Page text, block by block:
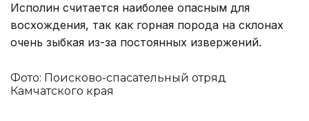
Исполин считается наиболее опасным для
восхождения, так как горная порода на склонах
очень зыбкая из-за постоянных извержений.
Фото: Поисково-спасательный отряд
Камчатского края